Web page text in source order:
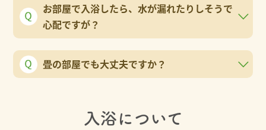
お部屋で入浴したら、水が漏れたりしそうで
心配ですが？
畳の部屋でも大丈夫ですか？
入浴について